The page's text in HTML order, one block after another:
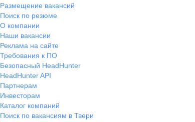
Размещение вакансий
Поиск по резюме
О компании
Наши вакансии
Реклама на сайте
Требования к ПО
Безопасный HeadHunter
HeadHunter API
Партнерам
Инвесторам
Каталог компаний
Поиск по вакансиям в Твери